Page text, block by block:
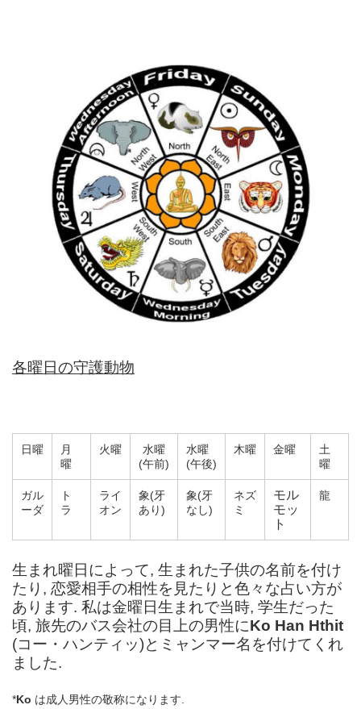
各曜日の守護動物
日曜
月
曜
火曜
水曜
(午前)
水曜
(午後)
木曜 金曜
土
曜
ガル
ーダ
ト
ラ
ライ
オン
象(牙
あり)
象(牙
なし)
ネズ
ミ
モル
モッ
ト
龍
生まれ曜日によって, 生まれた子供の名前を付け
たり, 恋愛相手の相性を見たりと色々な占い方が
あります. 私は金曜日生まれで当時, 学生だった
頃, 旅先のバス会社の目上の男性にKo Han Hthit
(コー・ハンティッ)とミャンマー名を付けてくれ
ました.
*Ko は成人男性の敬称になります.